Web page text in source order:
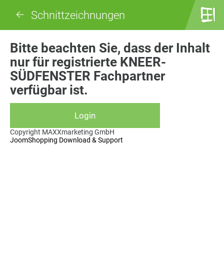
Schnittzeichnungen
Bitte beachten Sie, dass der Inhalt
nur für registrierte KNEER-
SÜDFENSTER Fachpartner
verfügbar ist.
Copyright MAXXmarketing GmbH
JoomShopping Download & Support